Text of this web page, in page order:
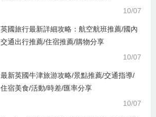
10/07
英國旅行最新詳細攻略：航空航班推薦/國內
交通出行推薦/住宿推薦/購物分享
10/07
最新英國牛津旅游攻略/景點推薦/交通指導/
住宿美食/活動/時差/匯率分享
10/07